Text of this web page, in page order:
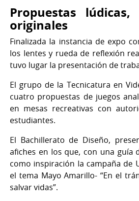
Propuestas
originales
Finalizada la instancia de expo
los lentes y rueda de reflexión
tuvo lugar la presentación de
El grupo de la Tecnicatura en
cuatro propuestas de juegos
en mesas recreativas con
estudiantes.
El Bachillerato de Diseño,
afiches en los que, con una guía
como inspiración la campaña de
el tema Mayo Amarillo- “En el
salvar vidas”.